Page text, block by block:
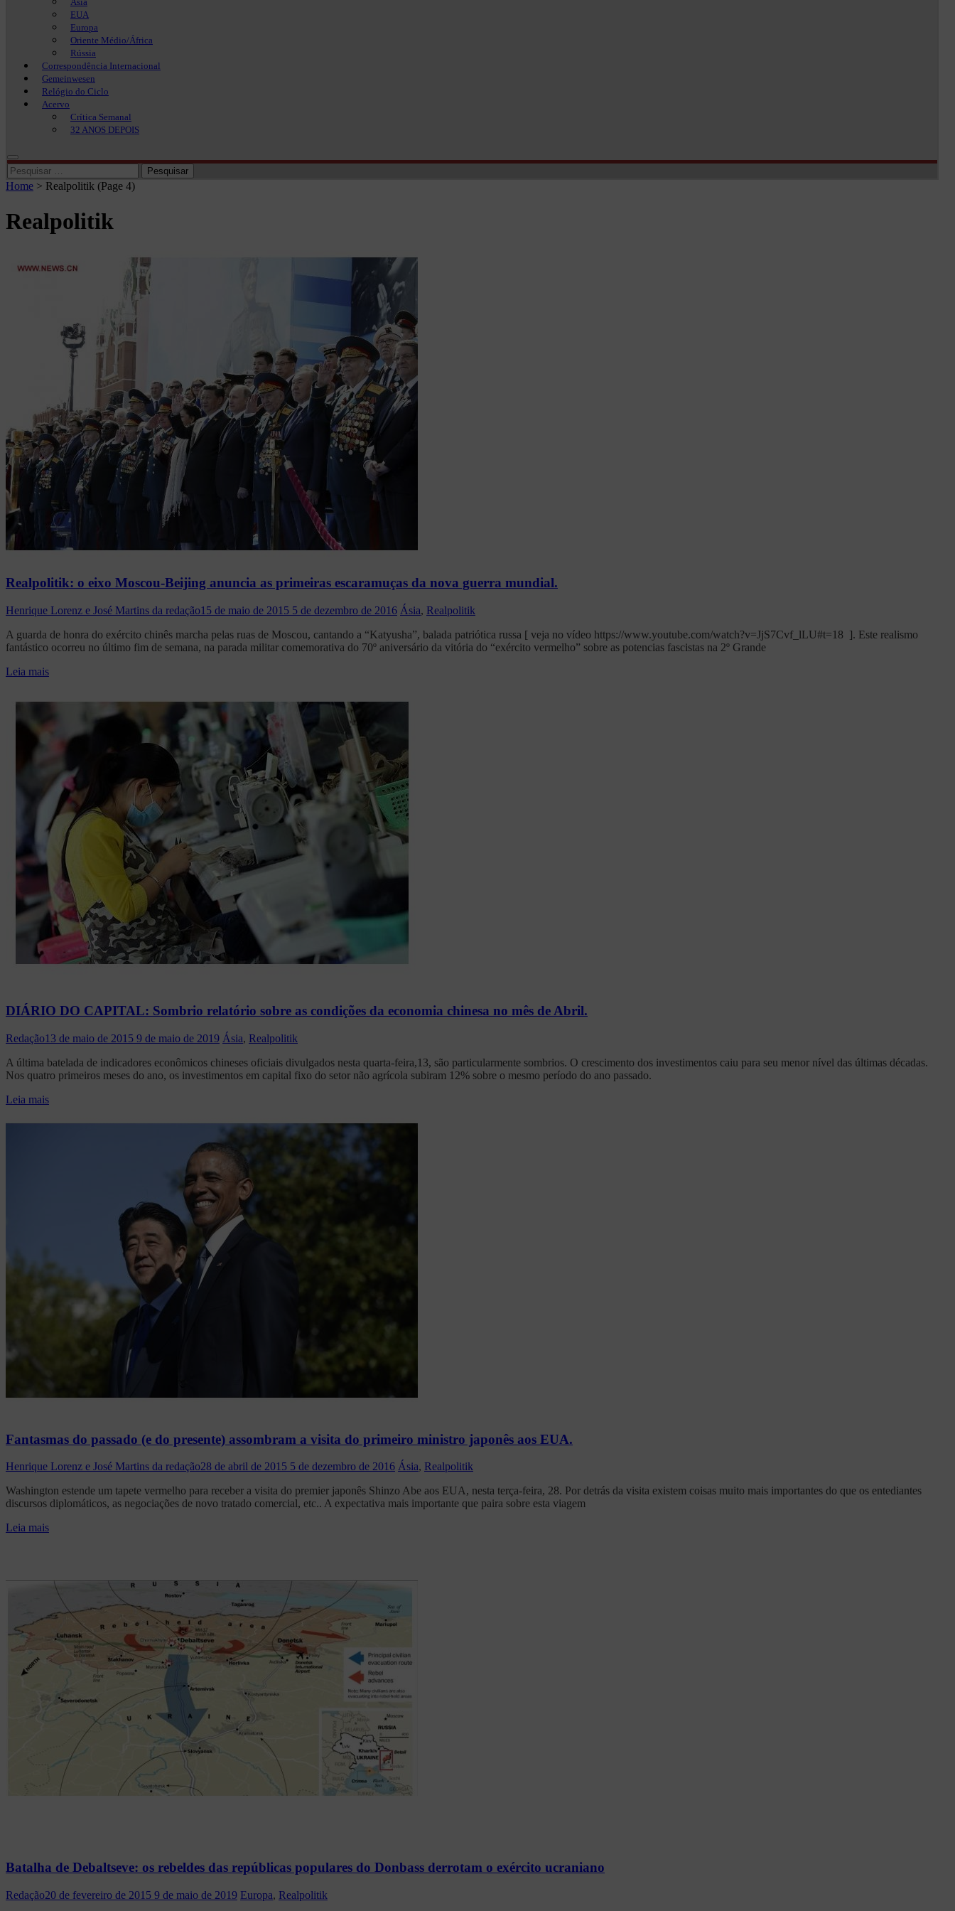
EUA
Europa
Oriente Médio/África
Rússia
Correspondência Internacional
Gemeinwesen
Relógio do Ciclo
Acervo
Crítica Semanal
32 ANOS DEPOIS
Pesquisar
por:
Home > Realpolitik (Page 4)
Realpolitik
Realpolitik: o eixo Moscou-Beijing anuncia as primeiras escaramuças da nova guerra mundial.
Henrique Lorenz e José Martins da redação15 de maio de 2015 5 de dezembro de 2016 Ásia, Realpolitik
A guarda de honra do exército chinês marcha pelas ruas de Moscou, cantando a “Katyusha”, balada patriótica russa [ veja no vídeo https://www.youtube.com/watch?v=JjS7Cvf_lLU#t=18 ]. Este realismo
fantástico ocorreu no último fim de semana, na parada militar comemorativa do 70º aniversário da vitória do “exército vermelho” sobre as potencias fascistas na 2º Grande
Leia mais
DIÁRIO DO CAPITAL: Sombrio relatório sobre as condições da economia chinesa no mês de Abril.
Redação13 de maio de 2015 9 de maio de 2019 Ásia, Realpolitik
A última batelada de indicadores econômicos chineses oficiais divulgados nesta quarta-feira,13, são particularmente sombrios. O crescimento dos investimentos caiu para seu menor nível das últimas décadas.
Nos quatro primeiros meses do ano, os investimentos em capital fixo do setor não agrícola subiram 12% sobre o mesmo período do ano passado.
Leia mais
Fantasmas do passado (e do presente) assombram a visita do primeiro ministro japonês aos EUA.
Henrique Lorenz e José Martins da redação28 de abril de 2015 5 de dezembro de 2016 Ásia, Realpolitik
Washington estende um tapete vermelho para receber a visita do premier japonês Shinzo Abe aos EUA, nesta terça-feira, 28. Por detrás da visita existem coisas muito mais importantes do que os entediantes
discursos diplomáticos, as negociações de novo tratado comercial, etc.. A expectativa mais importante que paira sobre esta viagem
Leia mais
Batalha de Debaltseve: os rebeldes das repúblicas populares do Donbass derrotam o exército ucraniano
Redação20 de fevereiro de 2015 9 de maio de 2019 Europa, Realpolitik